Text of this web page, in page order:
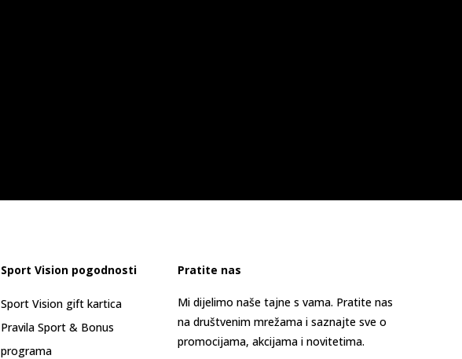
Sport Vision pogodnosti
Sport Vision gift kartica
Pravila Sport & Bonus
programa
Pratite nas
Mi dijelimo naše tajne s vama. Pratite nas
na društvenim mrežama i saznajte sve o
promocijama, akcijama i novitetima.